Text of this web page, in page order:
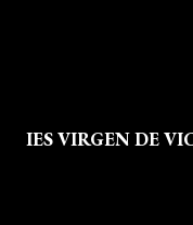
IES VIRGEN DE